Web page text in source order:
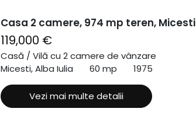
Casa 2 camere, 974 mp teren, Micesti
119,000 €
Casă / Vilă cu 2 camere de vânzare
Micesti, Alba Iulia
60 mp 1975
Vezi mai multe detalii